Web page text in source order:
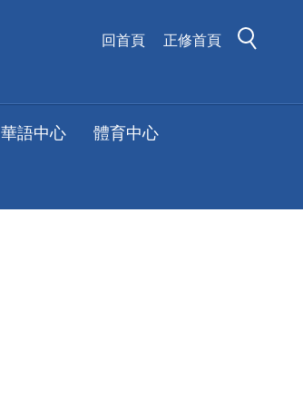
回首頁 正修首頁
華語中心 體育中心